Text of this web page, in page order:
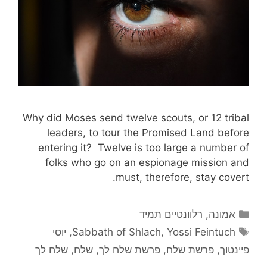
Why did Moses send twelve scouts, or 12 tribal
leaders, to tour the Promised Land before
entering it? Twelve is too large a number of
folks who go on an espionage mission and
must, therefore, stay covert.
קטגוריות
אמונה, רלוונטיים תמיד
תגיות
Sabbath of Shlach, Yossi Feintuch
, יוסי
פיינטוך, פרשת שלח, פרשת שלח לך, שלח, שלח לך